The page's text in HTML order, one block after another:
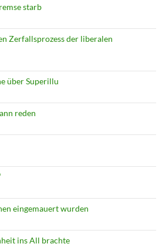
starb
Zerfallsprozess der liberalen
über Superillu
reden
eingemauert wurden
ins All brachte